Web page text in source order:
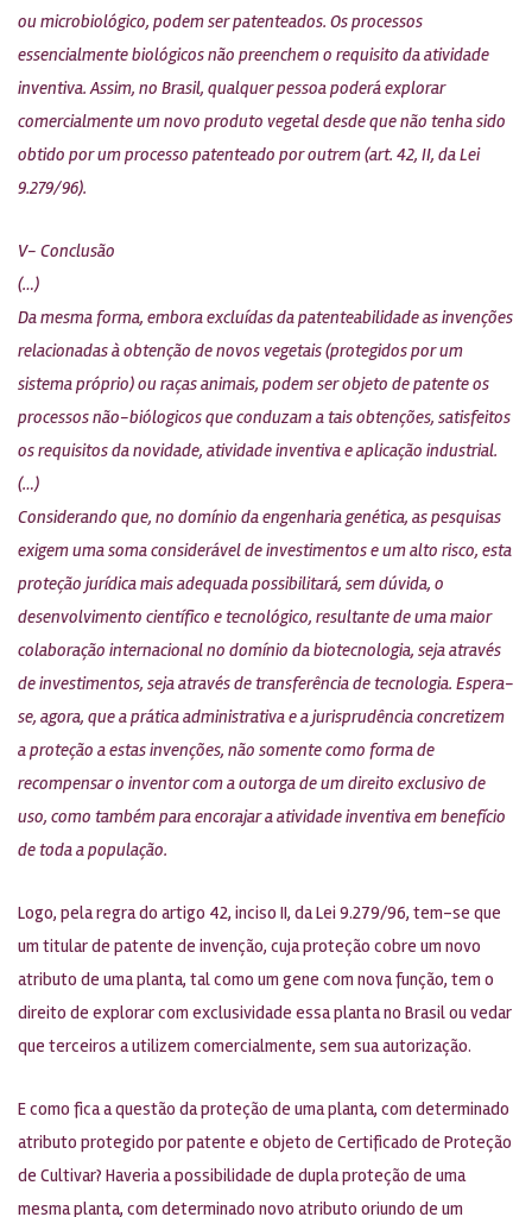
ou microbiológico, podem ser patenteados. Os processos
essencialmente biológicos não preenchem o requisito da atividade
inventiva. Assim, no Brasil, qualquer pessoa poderá explorar
comercialmente um novo produto vegetal desde que não tenha sido
obtido por um processo patenteado por outrem (art. 42, II, da Lei
9.279/96).
V- Conclusão
(…)
Da mesma forma, embora excluídas da patenteabilidade as invenções
relacionadas à obtenção de novos vegetais (protegidos por um
sistema próprio) ou raças animais, podem ser objeto de patente os
processos não-biólogicos que conduzam a tais obtenções, satisfeitos
os requisitos da novidade, atividade inventiva e aplicação industrial.
(…)
Considerando que, no domínio da engenharia genética, as pesquisas
exigem uma soma considerável de investimentos e um alto risco, esta
proteção jurídica mais adequada possibilitará, sem dúvida, o
desenvolvimento científico e tecnológico, resultante de uma maior
colaboração internacional no domínio da biotecnologia, seja através
de investimentos, seja através de transferência de tecnologia. Espera-
se, agora, que a prática administrativa e a jurisprudência concretizem
a proteção a estas invenções, não somente como forma de
recompensar o inventor com a outorga de um direito exclusivo de
uso, como também para encorajar a atividade inventiva em benefício
de toda a população.
Logo, pela regra do artigo 42, inciso II, da Lei 9.279/96, tem-se que
um titular de patente de invenção, cuja proteção cobre um novo
atributo de uma planta, tal como um gene com nova função, tem o
direito de explorar com exclusividade essa planta no Brasil ou vedar
que terceiros a utilizem comercialmente, sem sua autorização.
E como fica a questão da proteção de uma planta, com determinado
atributo protegido por patente e objeto de Certificado de Proteção
de Cultivar? Haveria a possibilidade de dupla proteção de uma
mesma planta, com determinado novo atributo oriundo de um